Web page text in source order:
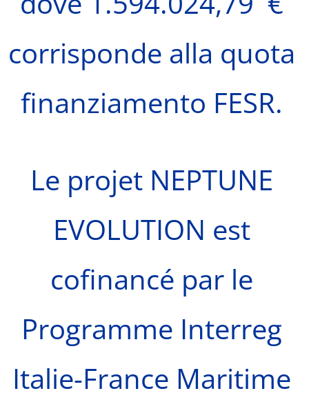
corrisponde alla quota
finanziamento FESR.
Le projet NEPTUNE
EVOLUTION est
cofinancé par le
Programme Interreg
Italie-France Maritime